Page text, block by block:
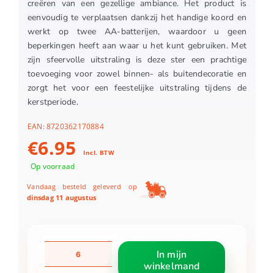
creëren van een gezellige ambiance. Het product is
eenvoudig te verplaatsen dankzij het handige koord en
werkt op twee AA-batterijen, waardoor u geen
beperkingen heeft aan waar u het kunt gebruiken. Met
zijn sfeervolle uitstraling is deze ster een prachtige
toevoeging voor zowel binnen- als buitendecoratie en
zorgt het voor een feestelijke uitstraling tijdens de
kerstperiode.
EAN:8720362170884
€6.95 Incl. BTW
Op voorraad
Vandaag besteld geleverd op
dinsdag 11 augustus
zilver
In mijn
winkelmand